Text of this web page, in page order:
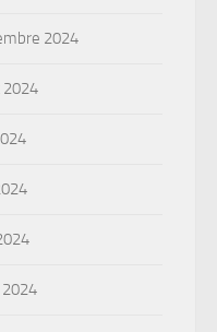
2024
2024